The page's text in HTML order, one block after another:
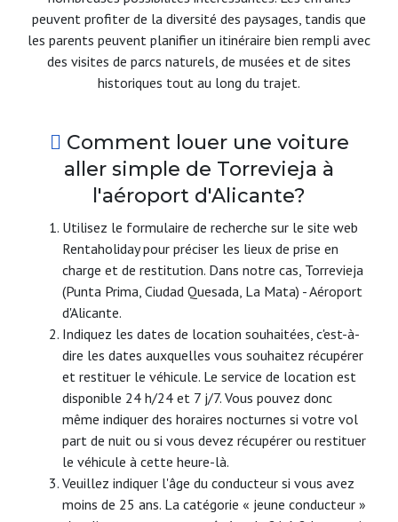
peuvent profiter de la diversité des paysages, tandis que
les parents peuvent planifier un itinéraire bien rempli avec
des visites de parcs naturels, de musées et de sites
historiques tout au long du trajet.
Comment louer une voiture
aller simple de Torrevieja à
l'aéroport d'Alicante?
Utilisez le formulaire de recherche sur le site web
Rentaholiday pour préciser les lieux de prise en
charge et de restitution. Dans notre cas, Torrevieja
(Punta Prima, Ciudad Quesada, La Mata) - Aéroport
d'Alicante.
Indiquez les dates de location souhaitées, c'est-à-
dire les dates auxquelles vous souhaitez récupérer
et restituer le véhicule. Le service de location est
disponible 24 h/24 et 7 j/7. Vous pouvez donc
même indiquer des horaires nocturnes si votre vol
part de nuit ou si vous devez récupérer ou restituer
le véhicule à cette heure-là.
Veuillez indiquer l'âge du conducteur si vous avez
moins de 25 ans. La catégorie « jeune conducteur »